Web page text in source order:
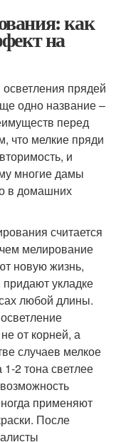
как
на
прядей
одно название –
перед
что мелкие пряди
и
многие дамы
в домашних
считается
мелирование
новую жизнь,
укладке
любой длины.
от корней, а
случаев мелкое
2 тона светлее
применяют
После